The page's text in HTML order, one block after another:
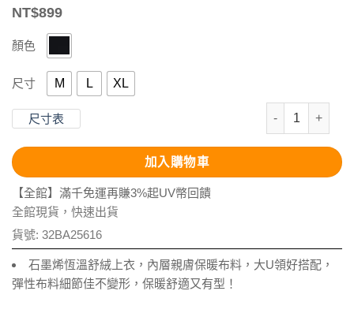
NT$899
顏色
尺寸 M L XL
尺寸表
石墨烯恆溫舒
加入購物車
【全館】滿千免運再賺3%起UV幣回饋
全館現貨，快速出貨
貨號: 32BA25616
石墨烯恆溫舒絨上衣，內層親膚保暖布料，大U領好搭配，
彈性布料細節佳不變形，保暖舒適又有型！